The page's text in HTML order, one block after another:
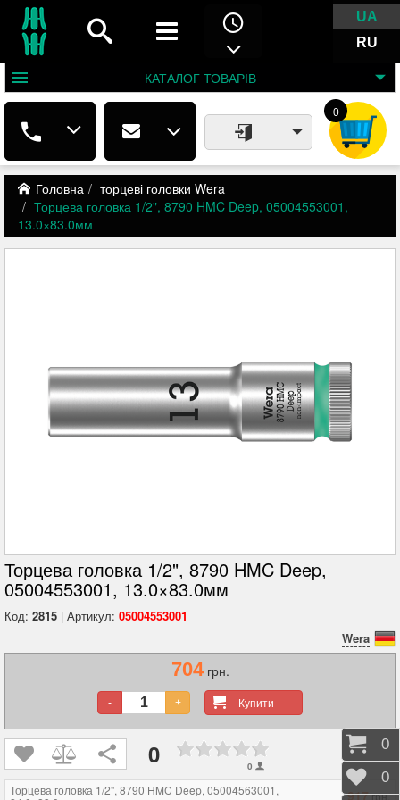
UA
RU
КАТАЛОГ ТОВАРІВ
0
Головна
торцеві головки Wera
Торцева головка 1/2", 8790 HMC Deep, 05004553001,
13.0×83.0мм
Торцева головка 1/2", 8790 HMC Deep,
05004553001, 13.0×83.0мм
Код: 2815 | Артикул: 05004553001
Wera
704грн.
Купити
- +
0 0
Торцева головка 1/2", 8790 HMC Deep, 05004563001,
917грн.
0
0